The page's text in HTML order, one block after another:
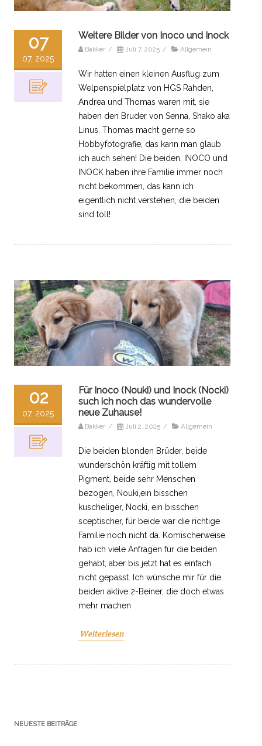
07
07, 2025
Weitere Bilder von Inoco und Inock
Bakker / Juli 7, 2025 / Allgemein
Wir hatten einen kleinen Ausflug zum
Welpenspielplatz von HGS Rahden,
Andrea und Thomas waren mit, sie
haben den Bruder von Senna, Shako aka
Linus. Thomas macht gerne so
Hobbyfotografie, das kann man glaub
ich auch sehen! Die beiden, INOCO und
INOCK haben ihre Familie immer noch
nicht bekommen, das kann ich
eigentlich nicht verstehen, die beiden
sind toll!
02
07, 2025
Für Inoco (Nouki) und Inock (Nocki)
such ich noch das wundervolle
neue Zuhause!
Bakker / Juli 2, 2025 / Allgemein
Die beiden blonden Brüder, beide
wunderschön kräftig mit tollem
Pigment, beide sehr Menschen
bezogen, Nouki,ein bisschen
kuscheliger, Nocki, ein bisschen
sceptischer, für beide war die richtige
Familie noch nicht da. Komischerweise
hab ich viele Anfragen für die beiden
gehabt, aber bis jetzt hat es einfach
nicht gepasst. Ich wünsche mir für die
beiden aktive 2-Beiner, die doch etwas
mehr machen
Weiterlesen
NEUESTE BEITRÄGE